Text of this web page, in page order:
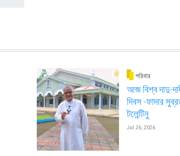
পরিবার
আজ বিশ্ব দাদু-
দিবস -ফাদার
টলেন্টিনু
Jul 26, 2026